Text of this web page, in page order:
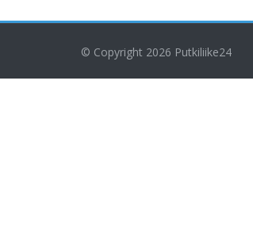
© Copyright 2026 Putkiliike24